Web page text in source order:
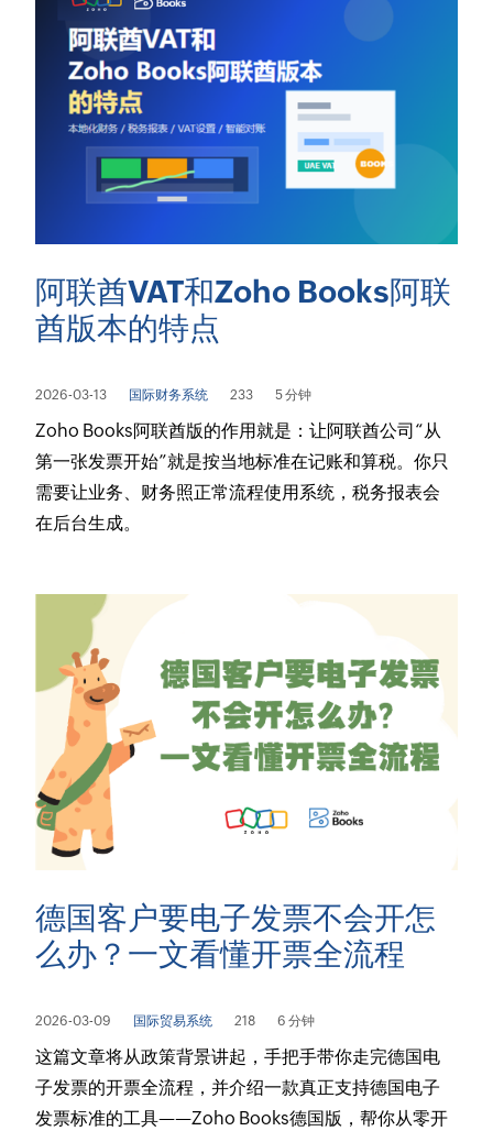
阿联酋VAT和Zoho Books阿联
酋版本的特点
2026-03-13 国际财务系统 233 5 分钟
Zoho Books阿联酋版的作用就是：让阿联酋公司“从
第一张发票开始”就是按当地标准在记账和算税。你只
需要让业务、财务照正常流程使用系统，税务报表会
在后台生成。
德国客户要电子发票不会开怎
么办？一文看懂开票全流程
2026-03-09 国际贸易系统 218 6 分钟
这篇文章将从政策背景讲起，手把手带你走完德国电
子发票的开票全流程，并介绍一款真正支持德国电子
发票标准的工具——Zoho Books德国版，帮你从零开